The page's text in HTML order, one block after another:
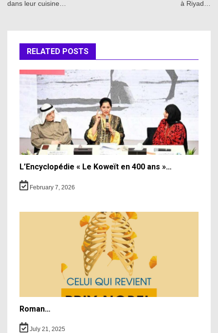
dans leur cuisine…
à Riyad…
RELATED POSTS
L’Encyclopédie « Le Koweït en 400 ans »…
February 7, 2026
Roman…
July 21, 2025